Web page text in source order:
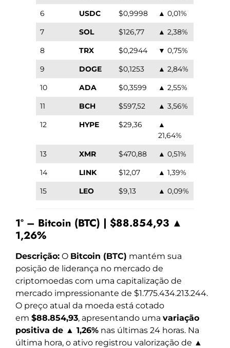
6
USDC $0,9998
▲ 0,01%
7
SOL $126,77
▲ 2,38%
8
TRX $0,2944
▼ 0,75%
9
DOGE $0,1253
▲ 2,84%
10
ADA $0,3599
▲ 2,55%
11
BCH $597,52
▲ 3,56%
12
HYPE $29,36
▲
21,64%
13
XMR $470,88
▲ 0,51%
14
LINK $12,07
▲ 1,39%
15
LEO $9,13 ▲ 0,09%
1º – Bitcoin (BTC) | $88.854,93 ▲
1,26%
Descrição: O Bitcoin (BTC) mantém sua
posição de liderança no mercado de
criptomoedas com uma capitalização de
mercado impressionante de $1.775.434.213.244.
O preço atual da moeda está cotado
em $88.854,93, apresentando uma variação
positiva de ▲ 1,26% nas últimas 24 horas. Na
última hora, o ativo registrou valorização de ▲